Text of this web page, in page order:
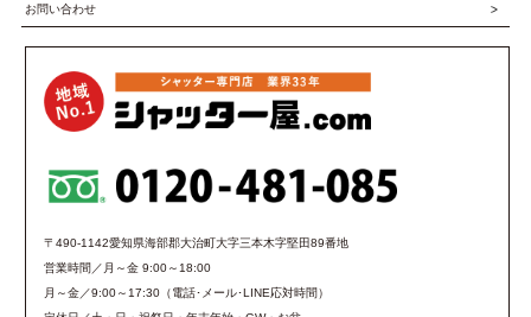
お問い合わせ
〒490-1142愛知県海部郡大治町大字三本木字堅田89番地
営業時間／月～金 9:00～18:00
月～金／9:00～17:30（電話･メール･LINE応対時間）